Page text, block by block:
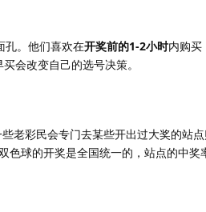
孔。他们喜欢在开奖前的1-2小时内购买
买会改变自己的选号决策。
老彩民会专门去某些开出过大奖的站
球的开奖是全国统一的，站点的中奖